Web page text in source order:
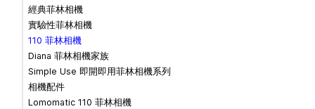
經典菲林相機
實驗性菲林相機
110 菲林相機
Diana 菲林相機家族
Simple Use 即開即用菲林相機系列
相機配件
Lomomatic 110 菲林相機